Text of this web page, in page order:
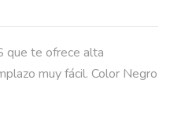
que te ofrece alta
muy fácil. Color Negro